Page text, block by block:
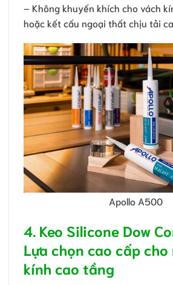
– Không khuyến khích cho vách
hoặc kết cấu ngoại thất chịu tải
Apollo A500
4. Keo Silicone Dow
Lựa chọn cao cấp
kính cao tầng